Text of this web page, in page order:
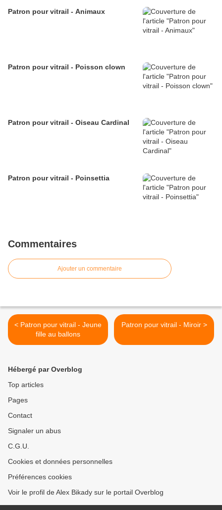
Patron pour vitrail - Animaux
Patron pour vitrail - Poisson clown
Patron pour vitrail - Oiseau Cardinal
Patron pour vitrail - Poinsettia
Commentaires
Ajouter un commentaire
< Patron pour vitrail - Jeune
fille au ballons
Patron pour vitrail - Miroir >
Hébergé par Overblog
Top articles
Pages
Contact
Signaler un abus
C.G.U.
Cookies et données personnelles
Préférences cookies
Voir le profil de Alex Bikady sur le portail Overblog